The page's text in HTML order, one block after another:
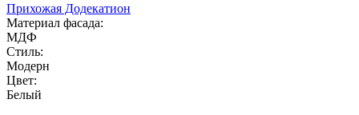
Прихожая Додекатион
Материал фасада:
МДФ
Стиль:
Модерн
Цвет:
Белый